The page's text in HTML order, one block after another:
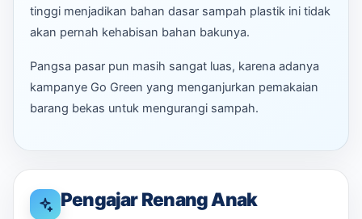
tinggi menjadikan bahan dasar sampah plastik ini tidak
akan pernah kehabisan bahan bakunya.
Pangsa pasar pun masih sangat luas, karena adanya
kampanye Go Green yang menganjurkan pemakaian
barang bekas untuk mengurangi sampah.
Pengajar Renang Anak